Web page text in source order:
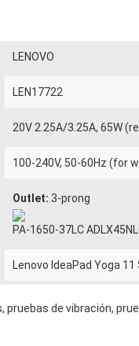
LENOVO
LEN17722
20V 2.25A/3.25A, 65W
100-240V, 50-60Hz (for
Outlet: 3-prong
PA-1650-37LC
Lenovo IdeaPad Yoga
de vibración,